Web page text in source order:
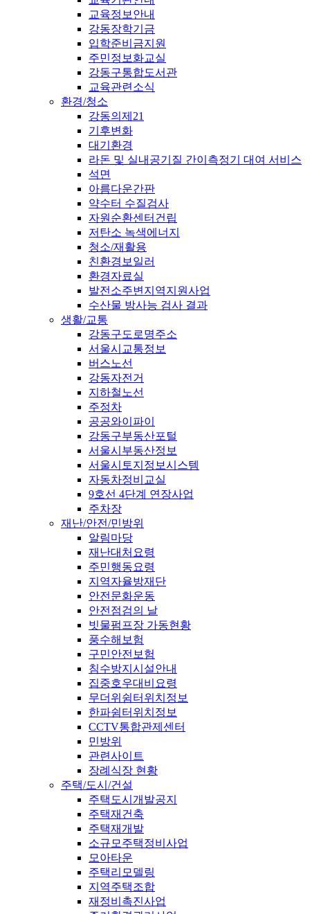
교육정보안내
강동장학기금
입학준비금지원
주민정보화교실
강동구통합도서관
교육관련소식
환경/청소
강동의제21
기후변화
대기환경
라돈 및 실내공기질 간이측정기 대여 서비스
석면
아름다운간판
약수터 수질검사
자원순환센터건립
저탄소 녹색에너지
청소/재활용
친환경보일러
환경자료실
발전소주변지역지원사업
수산물 방사능 검사 결과
생활/교통
강동구도로명주소
서울시교통정보
버스노선
강동자전거
지하철노선
주정차
공공와이파이
강동구부동산포털
서울시부동산정보
서울시토지정보시스템
자동차정비교실
9호선 4단계 연장사업
주차장
재난/안전/민방위
알림마당
재난대처요령
주민행동요령
지역자율방재단
안전문화운동
안전점검의 날
빗물펌프장 가동현황
풍수해보험
구민안전보험
침수방지시설안내
집중호우대비요령
무더위쉼터위치정보
한파쉼터위치정보
CCTV통합관제센터
민방위
관련사이트
장례식장 현황
주택/도시/건설
주택도시개발공지
주택재건축
주택재개발
소규모주택정비사업
모아타운
주택리모델링
지역주택조합
재정비촉진사업